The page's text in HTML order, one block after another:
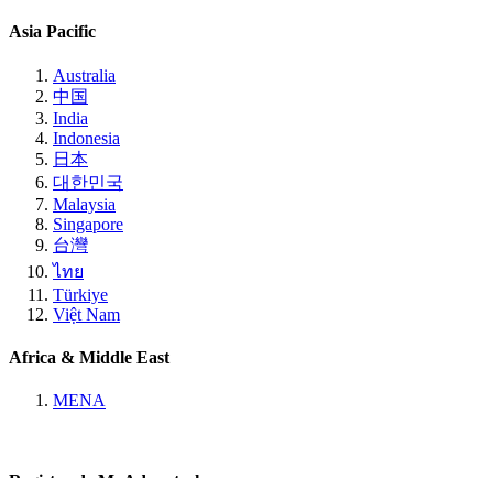
Asia Pacific
Australia
中国
India
Indonesia
日本
대한민국
Malaysia
Singapore
台灣
ไทย
Türkiye
Việt Nam
Africa & Middle East
MENA